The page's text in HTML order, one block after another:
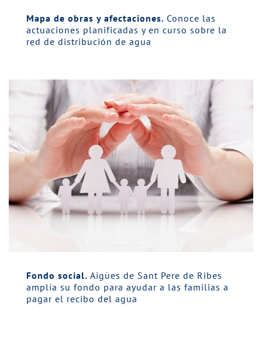
Mapa de obras y afectaciones. Conoce las
actuaciones planificadas y en curso sobre la
red de distribución de agua
Fondo social. Aigües de Sant Pere de Ribes
amplía su fondo para ayudar a las familias a
pagar el recibo del agua